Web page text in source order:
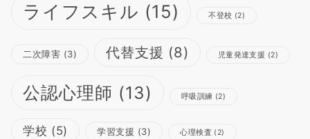
ライフスキル (15) 不登校 (2)
二次障害 (3) 代替支援 (8) 児童発達支援 (2)
公認心理師 (13) 呼吸訓練 (2)
学校 (5) 学習支援 (3) 心理検査 (2)